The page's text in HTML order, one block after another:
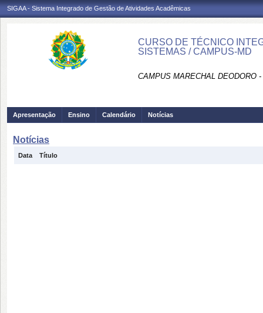
SIGAA - Sistema Integrado de Gestão de Atividades Acadêmicas
CURSO DE TÉCNICO
SISTEMAS / CAMPUS-MD
CAMPUS MARECHAL DEODORO
Apresentação Ensino Calendário Notícias
Notícias
Data Título